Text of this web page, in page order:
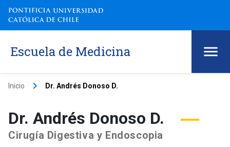
Escuela de Medicina
Inicio keyboard_arrow_right Dr. Andrés Donoso D.
Dr. Andrés Donoso D.
Cirugía Digestiva y Endoscopia